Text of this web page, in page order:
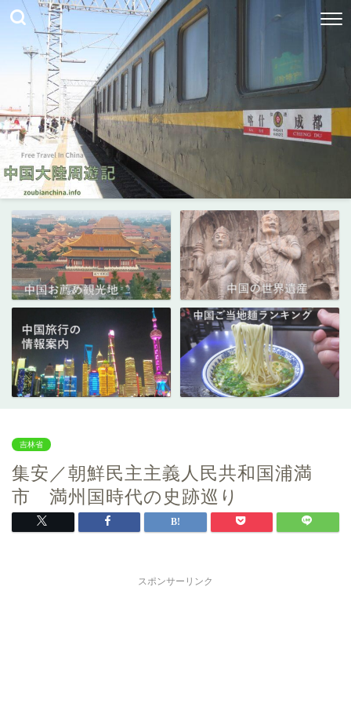
吉林省
集安／朝鮮民主主義人民共和国浦満
市 満州国時代の史跡巡り
スポンサーリンク